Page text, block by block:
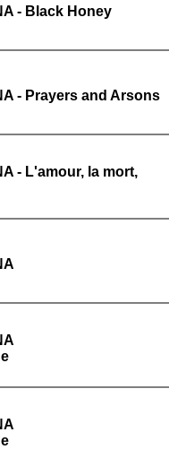
- Black Honey
- Prayers and Arsons
- L'amour, la mort,